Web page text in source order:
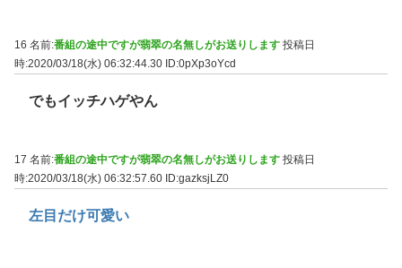
16 名前:番組の途中ですが翡翠の名無しがお送りします 投稿日
時:2020/03/18(水) 06:32:44.30 ID:0pXp3oYcd
でもイッチハゲやん
17 名前:番組の途中ですが翡翠の名無しがお送りします 投稿日
時:2020/03/18(水) 06:32:57.60 ID:gazksjLZ0
左目だけ可愛い